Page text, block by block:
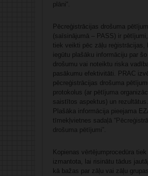
plāni “.
Pēcreģistrācijas drošuma
(saīsinājumā – PASS) ir
tiek veikti pēc zāļu reģistrācijas,
iegūtu plašāku informāciju par
drošumu vai noteiktu riska
pasākumu efektivitāti. PRAC
pēcreģistrācijas drošuma
protokolus (ar pētījuma
saistītos aspektus) un rezultātus.
Plašāka informācija pieejama
tīmekļvietnes sadaļā “
drošuma pētījumi ”.
Kopienas vērtējumprocedūra tiek
izmantota, lai risinātu tādus
kā bažas par zāļu vai zāļu grupas